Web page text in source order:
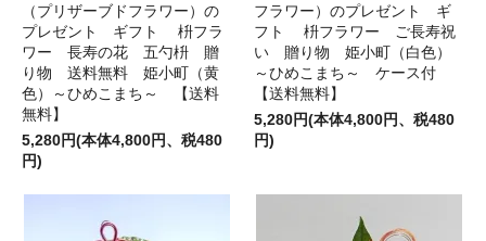
（プリザーブドフラワー）の
プレゼント ギフト 枡フラ
ワー 長寿の花 五勺枡 贈
り物 送料無料 姫小町（黄
色）～ひめこまち～ 【送料
無料】
5,280円(本体4,800円、税480
円)
フラワー）のプレゼント ギ
フト 枡フラワー ご長寿祝
い 贈り物 姫小町（白色）
～ひめこまち～ ケース付
【送料無料】
5,280円(本体4,800円、税480
円)